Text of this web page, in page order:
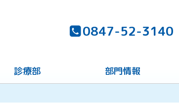
0847-52-3140
診療部 部門情報